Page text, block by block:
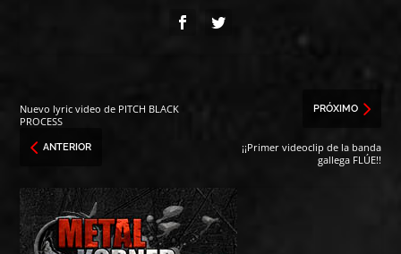
Nuevo lyric video de PITCH BLACK
PROCESS
ANTERIOR
PRÓXIMO
¡¡Primer videoclip de la banda
gallega FLÚE!!